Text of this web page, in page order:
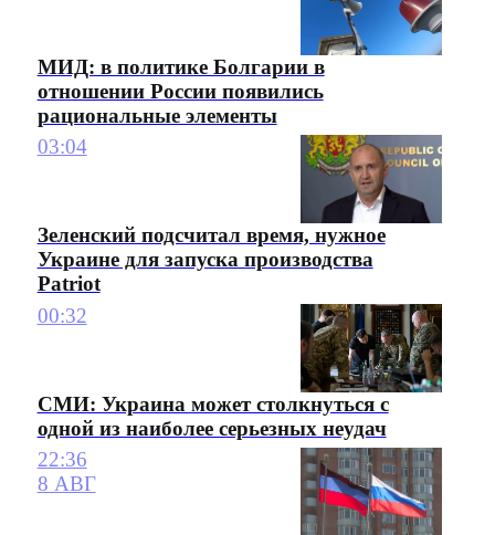
МИД: в политике Болгарии в
отношении России появились
рациональные элементы
03:04
Зеленский подсчитал время, нужное
Украине для запуска производства
Patriot
00:32
СМИ: Украина может столкнуться с
одной из наиболее серьезных неудач
22:36
8 АВГ